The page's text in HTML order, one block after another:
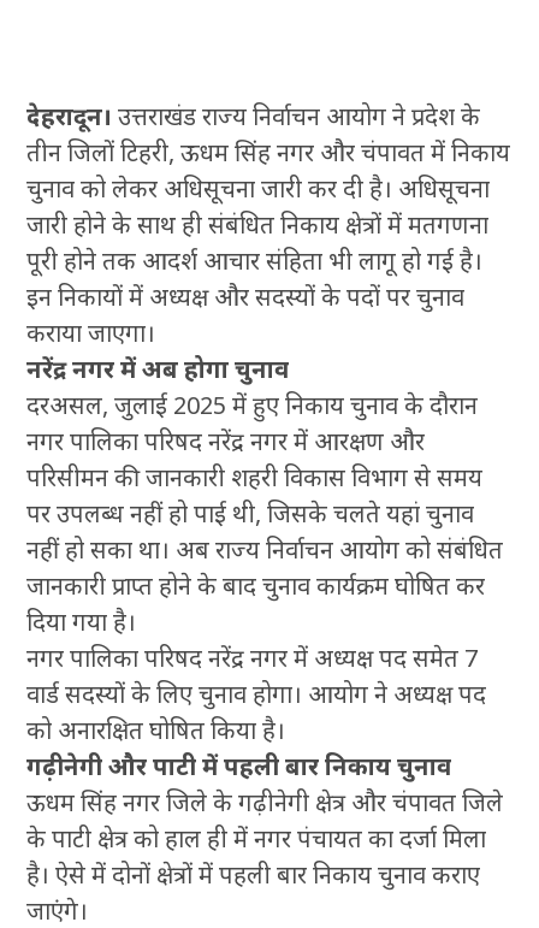
देहरादून। उत्तराखंड राज्य निर्वाचन आयोग ने प्रदेश के
तीन जिलों टिहरी, ऊधम सिंह नगर और चंपावत में निकाय
चुनाव को लेकर अधिसूचना जारी कर दी है। अधिसूचना
जारी होने के साथ ही संबंधित निकाय क्षेत्रों में मतगणना
पूरी होने तक आदर्श आचार संहिता भी लागू हो गई है।
इन निकायों में अध्यक्ष और सदस्यों के पदों पर चुनाव
कराया जाएगा।
नरेंद्र नगर में अब होगा चुनाव
दरअसल, जुलाई 2025 में हुए निकाय चुनाव के दौरान
नगर पालिका परिषद नरेंद्र नगर में आरक्षण और
परिसीमन की जानकारी शहरी विकास विभाग से समय
पर उपलब्ध नहीं हो पाई थी, जिसके चलते यहां चुनाव
नहीं हो सका था। अब राज्य निर्वाचन आयोग को संबंधित
जानकारी प्राप्त होने के बाद चुनाव कार्यक्रम घोषित कर
दिया गया है।
नगर पालिका परिषद नरेंद्र नगर में अध्यक्ष पद समेत 7
वार्ड सदस्यों के लिए चुनाव होगा। आयोग ने अध्यक्ष पद
को अनारक्षित घोषित किया है।
गढ़ीनेगी और पाटी में पहली बार निकाय चुनाव
ऊधम सिंह नगर जिले के गढ़ीनेगी क्षेत्र और चंपावत जिले
के पाटी क्षेत्र को हाल ही में नगर पंचायत का दर्जा मिला
है। ऐसे में दोनों क्षेत्रों में पहली बार निकाय चुनाव कराए
जाएंगे।